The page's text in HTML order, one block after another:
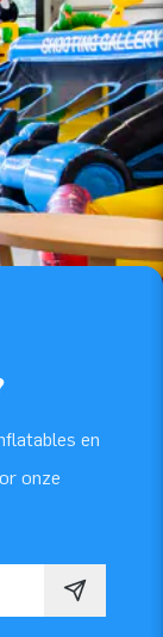
en
onze